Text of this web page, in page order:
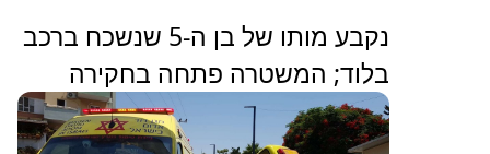
נקבע מותו של בן ה-5 שנשכח ברכב
בלוד; המשטרה פתחה בחקירה